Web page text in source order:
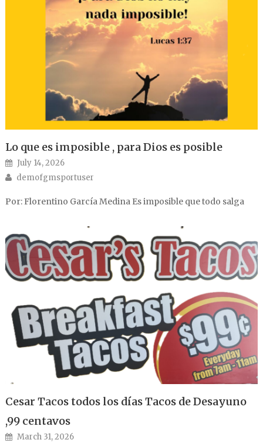
Lo que es imposible , para Dios es posible
Posted on
July 14, 2026
Author
demofgmsportuser
Por: Florentino García Medina Es imposible que todo salga
Cesar Tacos todos los días Tacos de Desayuno
,99 centavos
Posted on
March 31, 2026